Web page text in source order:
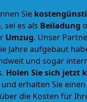
Sie
, sei es als Beiladung
Umzug. Unser
Jahre aufgebaut
und sogar
Holen Sie sich jetzt
und erhalten Sie
die Kosten für